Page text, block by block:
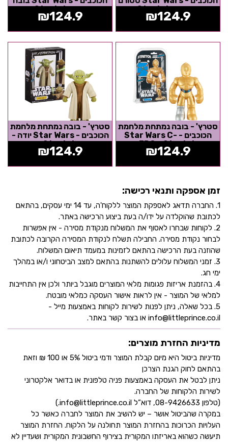
טרופר - Stretch
₪124.9
פט - Stretch
₪124.9
סטרץ' - בובה נמתחת מלחמת
הכוכבים - Star Wars C-
3PO - Stretch
₪124.9
סטרץ' - בובה נמתחת מלחמת
הכוכבים - Star Wars יודה -
Stretch
₪124.9
זמן אספקה ותנאי רכישה:
1. החברה תדאג לאספקת המוצר ללקוח'ה, עד 14 ימי עסקים, בהתאם
לכתובת שהוקלדה על ידו/ה בעת ביצוע הרכישה באתר.
2. לקוחות שבחרו לאסוף את המשלוח מנקודת מסירה - אין אפשרות
לבחור נקודת מסירה. החבילה תשלח לנקודת המסירה הקרובה לכתובת
שהוזנה בעת הרכישה בהתאם לזמינות במעמד תיאום המשלוח.
3. זמני המשלוח עלולים להשתנות בהתאם למצב הביטחוני ו/או במהלך
ימי חג.
4. בהזמנת אריזות פגומות מלאי המוצרים מוגבל ביותר ולכן אין התחייבות
למלאי של המוצר - אין לראות אישור העסקה כמלאי מובטח.
5. בכל שאלה, ניתן לפנות לשירות לקוחות באמצעות מייל -
info@littleprince.co.il או בצור קשר באתר.
מדיניות החזרת מוצרים:
מדיניות ביטול היא מיום קבלת המוצר ודמי ביטול 5% או 100 ₪ וזאת
בהתאם לחוק הגנת הצרכן
ניתן לבטל את העסקה באמצעות פניה טלפונית או בדואר אלקטרוני
לשירות הלקוחות של החברה.
(טלפון 08-9426633, דוא”ל info@littleprince.co.il.)
במקרה שהביטול אושר – יש להשיב את המוצר לחברה כאשר כל
העלויות הכרוכות בהחזרת המוצר תחולנה על הלקוח. החזרת המוצר
תיעשה כשהוא באריזתו המקורית בצירוף החשבונית המקורית ושעדיין לא